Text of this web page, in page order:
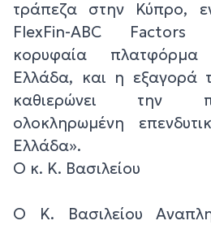
τράπεζα στην Κύπρο,
FlexFin-ABC Factors
κορυφαία
Ελλάδα, και η εξαγορά
καθιερώνει την
ολοκληρωμένη
Ελλάδα».
O κ. K. Βασιλείου
O K. Βασιλείου